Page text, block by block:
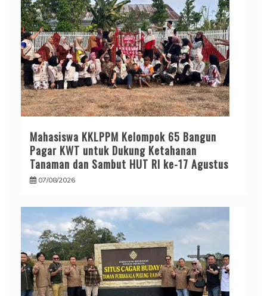
Mahasiswa KKLPPM Kelompok 65 Bangun
Pagar KWT untuk Dukung Ketahanan
Tanaman dan Sambut HUT RI ke-17 Agustus
07/08/2026